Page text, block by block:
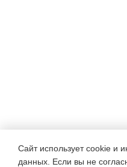
Сайт использует cookie и
данных. Если вы не